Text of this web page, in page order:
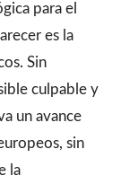
para el
es la
Sin
culpable y
un avance
sin
la